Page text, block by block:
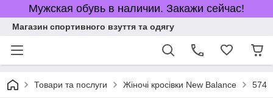
Мужская обувь в наличии. Закажи сейчас!
Магазин спортивного взуття та одягу
Товари та послуги Жіночі кросівки New Balance 574